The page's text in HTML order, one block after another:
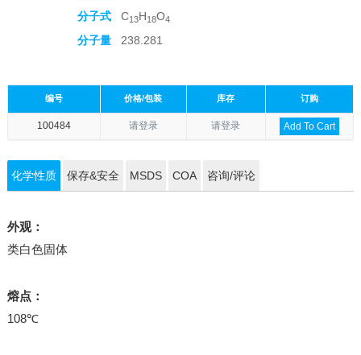
分子式
C13H18O4
分子量 238.281
编号 价格/包装 库存 订购
100484 请登录 请登录 Add To Cart
化学性质 保存&安全 MSDS COA 咨询/评论
外观：
类白色固体
熔点：
108℃